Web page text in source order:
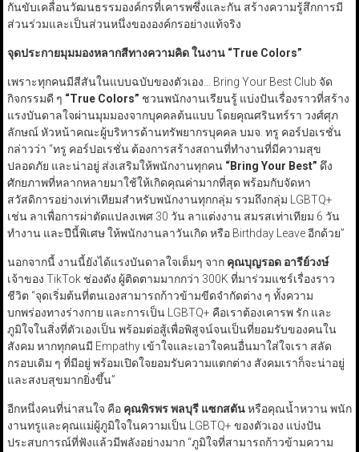
กันขับเคลื่อนวัฒนธรรมองค์กรที่เคารพซึ่งและกัน สร้างความรู้สึกการมี
ส่วนร่วมและเป็นส่วนหนึ่งขององค์กรอย่างแท้จริง
จุดประกายมุมมองหลากสีทางความคิด ในงาน “True Colors”
เพราะทุกคนมีสีสันในแบบฉบับของตัวเอง… Bring Your Best Club จัด
กิจกรรมดี ๆ “True Colors” ชวนพนักงานเรียนรู้ แบ่งปันเรื่องราวที่สร้าง
แรงบันดาลใจผ่านมุมมองจากบุคคลต้นแบบ โดยคุณศรินทร์รา วงศ์ศุภ
ลักษณ์ หัวหน้าคณะผู้บริหารด้านทรัพยากรบุคคล บมจ. ทรู คอร์ปอเรชั่น
กล่าวว่า “ทรู คอร์ปอเรชั่น ต้องการสร้างสถานที่ทำงานที่มีความสุข
ปลอดภัย และน่าอยู่ ส่งเสริมให้พนักงานทุกคน “Bring Your Best” ดึง
ศักยภาพที่หลากหลายมาใช้ให้เกิดคุณค่ามากที่สุด พร้อมกับจัดหา
สวัสดิการอย่างเท่าเทียมสำหรับพนักงานทุกกลุ่ม รวมถึงกลุ่ม LGBTQ+
เช่น ลาเพื่อการผ่าตัดแปลงเพศ 30 วัน ลาแต่งงาน สมรสเท่าเทียม 6 วัน
ทำงาน และปีนี้พิเศษ ให้พนักงานลาวันเกิด หรือ Birthday Leave อีกด้วย”
นอกจากนี้ งานนี้ยังได้แรงบันดาลใจเต็มๆ จากคุณบุญรอด อารีย์วงษ์
เจ้าของ TikTok ช่องดัง ผู้ติดตามมากกว่า 300K ที่มาร่วมแชร์เรื่องราว
ชีวิต “จุดเริ่มต้นที่ตนเองสามารถก้าวข้ามขีดจำกัดต่าง ๆ ทั้งความ
บกพร่องทางร่างกาย และการเป็น LGBTQ+ คือเราต้องเคารพ รัก และ
ภูมิใจในสิ่งที่ตัวเองเป็น พร้อมต่อสู้เพื่อพิสูจน์จนเป็นที่ยอมรับของคนใน
สังคม หากทุกคนมี Empathy เข้าใจและเอาใจคนอื่นมาใส่ใจเรา สลัด
กรอบเดิม ๆ ที่มีอยู่ พร้อมเปิดใจยอมรับความแตกต่าง สังคมเราก็จะน่าอยู่
และสงบสุขมากยิ่งขึ้น”
อีกหนึ่งคนที่น่าสนใจ คือ คุณพิรพร พลบุรี แซกสตันหรือคุณน้ำหวาน พนัก
งานทรูและคุณแม่ผู้ภูมิใจในความเป็น LGBTQ+ ของตัวเอง แบ่งปัน
ประสบการณ์ที่ฟังแล้วมีพลังอย่างมาก “ภูมิใจที่สามารถก้าวข้ามความ